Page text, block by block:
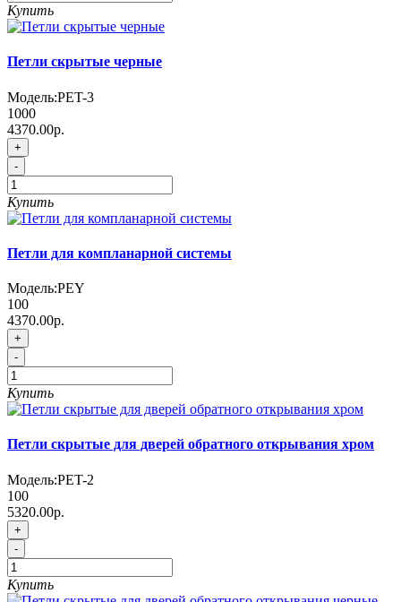
Купить
Петли скрытые черные
Модель:PET-3
1000
4370.00р.
+
-
Купить
Петли для компланарной системы
Модель:PEY
100
4370.00р.
+
-
Купить
Петли скрытые для дверей обратного открывания хром
Модель:PET-2
100
5320.00р.
+
-
Купить